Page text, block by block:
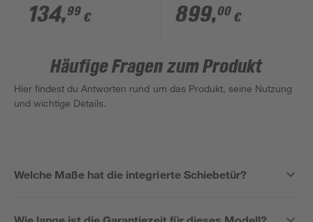
'Venus/Comet/Planet
2500' schwarz
134,99 €
cm mit 3 mm
Sicherheitsglas
899,00 €
Häufige Fragen zum Produkt
Hier findest du Antworten rund um das Produkt, seine Nutzung
und wichtige Details.
Welche Maße hat die integrierte Schiebetür?